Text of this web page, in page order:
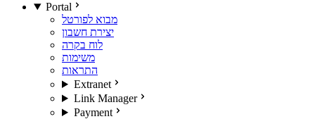
Portal
מבוא לפורטל
יצירת חשבון
לוח בקרה
משימות
התראות
Extranet
Link Manager
Payment